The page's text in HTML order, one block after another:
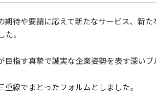
待や要請に応えて新たなサービス、新
。
指す真摯で誠実な企業姿勢を表す深いブ
線でまとったフォルムとしました。